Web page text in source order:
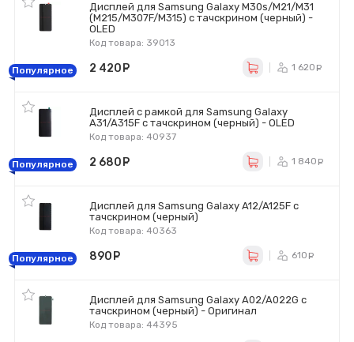
Дисплей для Samsung Galaxy M30s/M21/M31
(M215/M307F/M315) с тачскрином (черный) -
OLED
Код товара: 39013
Популярное 2 420 1 620
Дисплей с рамкой для Samsung Galaxy
A31/A315F с тачскрином (черный) - OLED
Код товара: 40937
Популярное 2 680 1 840
Дисплей для Samsung Galaxy A12/A125F с
тачскрином (черный)
Код товара: 40363
Популярное 890 610
Дисплей для Samsung Galaxy A02/A022G с
тачскрином (черный) - Оригинал
Код товара: 44395